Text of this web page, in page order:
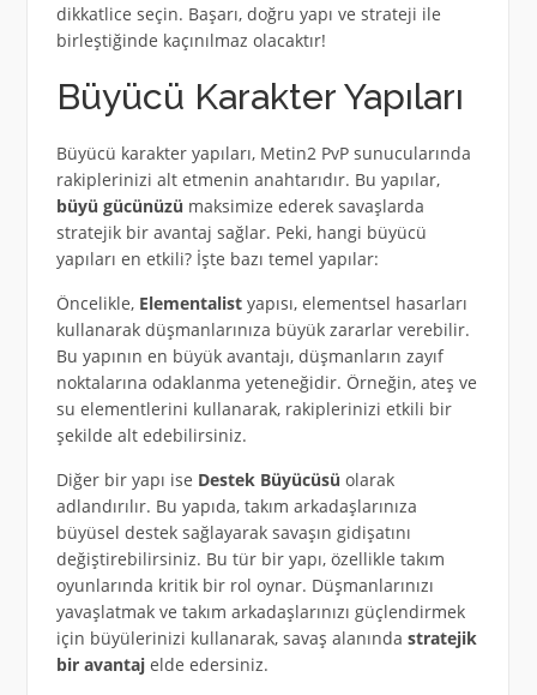
dikkatlice seçin. Başarı, doğru yapı ve strateji ile
birleştiğinde kaçınılmaz olacaktır!
Büyücü Karakter Yapıları
Büyücü karakter yapıları, Metin2 PvP sunucularında
rakiplerinizi alt etmenin anahtarıdır. Bu yapılar,
büyü gücünüzü maksimize ederek savaşlarda
stratejik bir avantaj sağlar. Peki, hangi büyücü
yapıları en etkili? İşte bazı temel yapılar:
Öncelikle, Elementalistyapısı, elementsel hasarları
kullanarak düşmanlarınıza büyük zararlar verebilir.
Bu yapının en büyük avantajı, düşmanların zayıf
noktalarına odaklanma yeteneğidir. Örneğin, ateş ve
su elementlerini kullanarak, rakiplerinizi etkili bir
şekilde alt edebilirsiniz.
Diğer bir yapı ise Destek Büyücüsü olarak
adlandırılır. Bu yapıda, takım arkadaşlarınıza
büyüsel destek sağlayarak savaşın gidişatını
değiştirebilirsiniz. Bu tür bir yapı, özellikle takım
oyunlarında kritik bir rol oynar. Düşmanlarınızı
yavaşlatmak ve takım arkadaşlarınızı güçlendirmek
için büyülerinizi kullanarak, savaş alanında stratejik
bir avantajelde edersiniz.